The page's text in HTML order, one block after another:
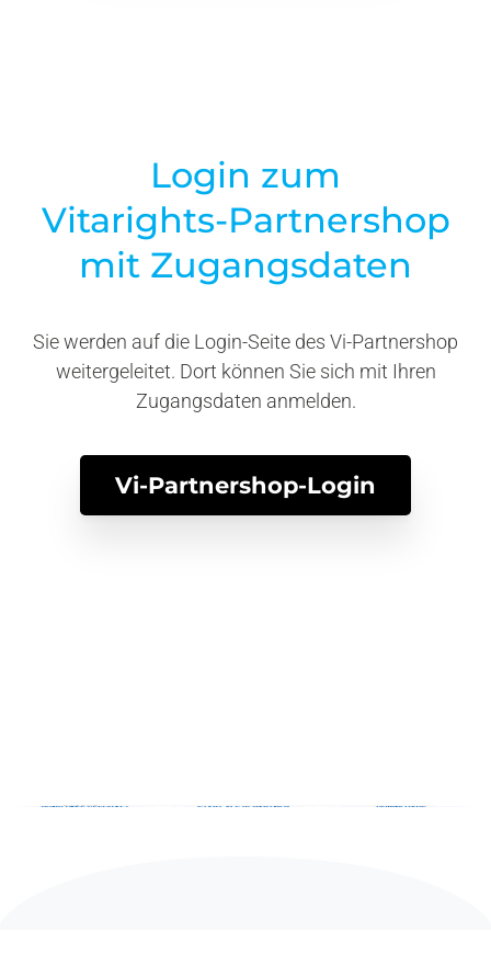
Login zum
Vitarights-Partnershop
mit Zugangsdaten
Sie werden auf die Login-Seite des Vi-Partnershop
weitergeleitet. Dort können Sie sich mit Ihren
Zugangsdaten anmelden.
Vi-Partnershop-Login
Der Versuchsaufbau der Studie – für alle, die